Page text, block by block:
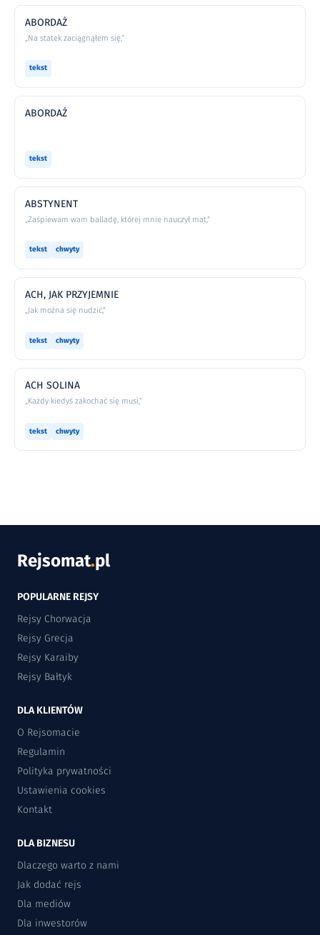
ABORDAŻ
„Na statek zaciągnąłem się,”
tekst
ABORDAŻ
tekst
ABSTYNENT
„Zaśpiewam wam balladę, której mnie nauczył mat,”
tekst chwyty
ACH, JAK PRZYJEMNIE
„Jak można się nudzić,”
tekst chwyty
ACH SOLINA
„Każdy kiedyś zakochać się musi,”
tekst chwyty
Rejsomat.pl
POPULARNE REJSY
Rejsy Chorwacja
Rejsy Grecja
Rejsy Karaiby
Rejsy Bałtyk
DLA KLIENTÓW
O Rejsomacie
Regulamin
Polityka prywatności
Ustawienia cookies
Kontakt
DLA BIZNESU
Dlaczego warto z nami
Jak dodać rejs
Dla mediów
Dla inwestorów